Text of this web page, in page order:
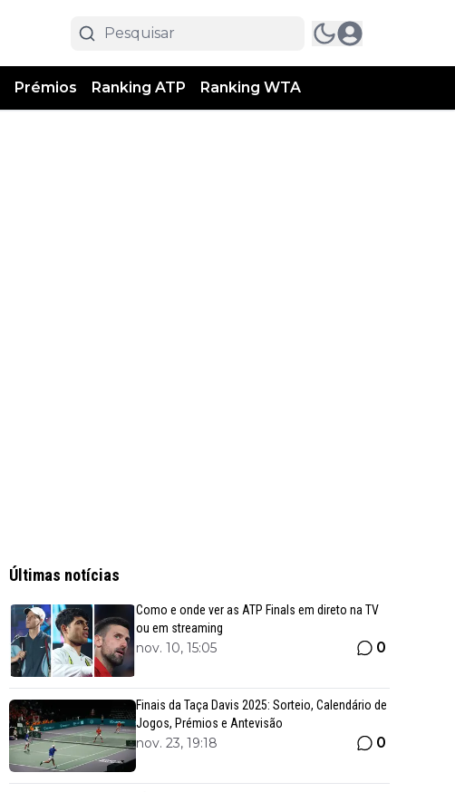
Prémios Ranking ATP Ranking WTA
Últimas notícias
Como e onde ver as ATP Finals em direto na TV
ou em streaming
nov. 10, 15:05 0
Finais da Taça Davis 2025: Sorteio, Calendário de
Jogos, Prémios e Antevisão
nov. 23, 19:18 0